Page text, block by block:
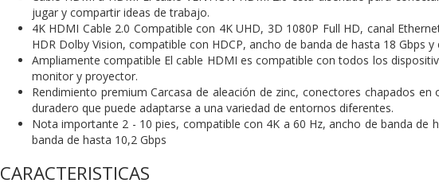
jugar y compartir ideas de trabajo.
4K HDMI Cable 2.0 Compatible con 4K UHD, 3D 1080P Full HD, canal
HDR Dolby Vision, compatible con HDCP, ancho de banda de hasta 18 Gbps
Ampliamente compatible El cable HDMI es compatible con todos los
monitor y proyector.
Rendimiento premium Carcasa de aleación de zinc, conectores chapados
duradero que puede adaptarse a una variedad de entornos diferentes.
Nota importante 2 - 10 pies, compatible con 4K a 60 Hz, ancho de banda de
banda de hasta 10,2 Gbps
CARACTERISTICAS